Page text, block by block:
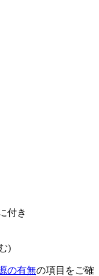
付き
)
の有無の項目をご確